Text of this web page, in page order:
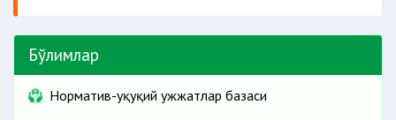
Батафсил
Батафсил
Бўлимлар
Норматив-ҳуқуқий ҳужжатлар базаси